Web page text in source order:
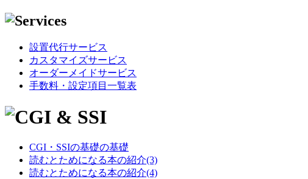
設置代行サービス
カスタマイズサービス
オーダーメイドサービス
手数料・設定項目一覧表
CGI・SSIの基礎の基礎
読むとためになる本の紹介(3)
読むとためになる本の紹介(4)